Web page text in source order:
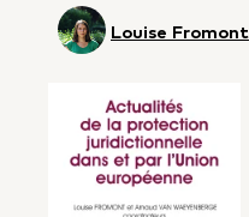
Louise Fromont